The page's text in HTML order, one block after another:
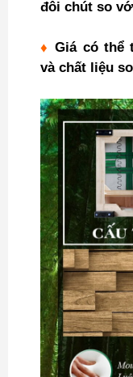
đôi chút so
♦ Giá có thể
và chất liệu